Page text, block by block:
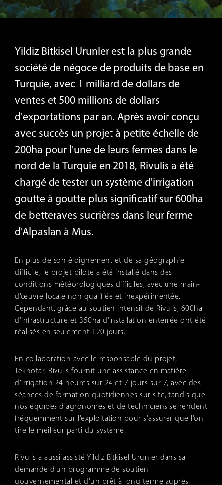
TÜRKÇE
Yildiz Bitkisel Urunler est la plus grande
société de négoce de produits de base en
Turquie, avec 1 milliard de dollars de
ventes et 500 millions de dollars
d'exportations par an. Après avoir conçu
avec succès un projet à petite échelle de
200ha pour l'une de leurs fermes dans le
nord de la Turquie en 2018, Rivulis a été
chargé de tester un système d'irrigation
goutte à goutte plus significatif sur 600ha
de betteraves sucrières dans leur ferme
d'Alpaslan à Mus.
En plus de son éloignement et de sa géographie
difficile, le projet pilote a été installé dans des
conditions météorologiques difficiles, avec une main-
d’œuvre locale non qualifiée et inexpérimentée.
Cependant, grâce au soutien intensif de Rivulis, 600ha
d’infrastructure et 350ha d’installation enterrée ont été
réalisés en seulement 120 jours.
En collaboration avec le responsable du projet,
Teknotar, Rivulis fournit une assistance en matière
d’irrigation 24 heures sur 24 et 7 jours sur 7, avec des
séances de formation quotidiennes sur site, tandis que
nos équipes d’agronomes et de techniciens se rendent
fréquemment sur l’exploitation pour s’assurer que l’on
tire le meilleur parti du système.
Rivulis a aussi assisté Yildiz Bitkisel Urunler dans sa
demande d’un programme de soutien
gouvernemental et d’un prêt à long terme auprès